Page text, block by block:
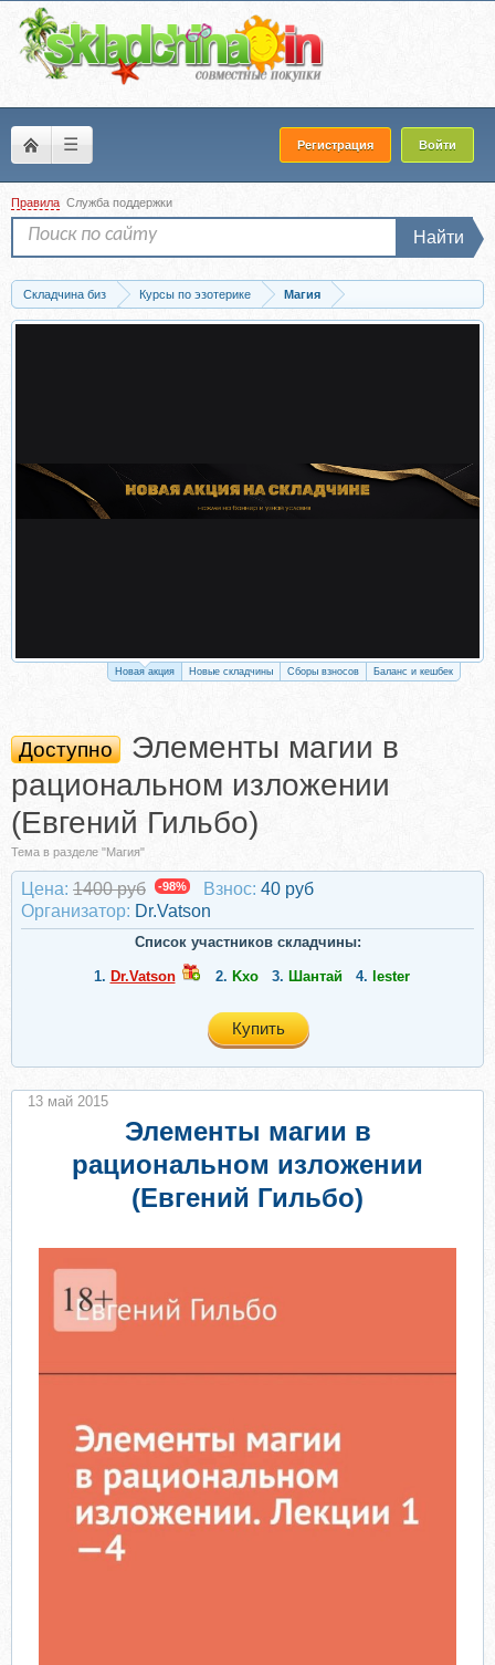
☰ Регистрация Войти
Правила Служба поддержки
Найти
Складчина биз Курсы по эзотерике
Магия
Скачать Элементы магии в рациональном изложении (Евгений Гильбо)
Новая акция Новые складчины Сборы взносов Баланс и кешбек
Доступно
Элементы магии в
рациональном изложении
(Евгений Гильбо)
Тема в разделе "Магия"
Цена: 1400 руб -98% Взнос: 40 руб
Организатор: Dr.Vatson
Список участников складчины:
1. Dr.Vatson 2. Kxo 3. Шантай 4. lester
Купить
Элементы магии в
рациональном изложении
(Евгений Гильбо)
13 май 2015